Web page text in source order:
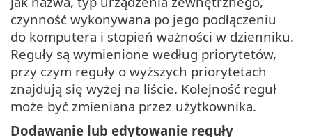
czynność wykonywana po jego podłączeniu
do komputera i stopień ważności w dzienniku.
Reguły są wymienione według priorytetów,
przy czym reguły o wyższych priorytetach
znajdują się wyżej na liście. Kolejność reguł
może być zmieniana przez użytkownika.
Dodawanie lub edytowanie reguły